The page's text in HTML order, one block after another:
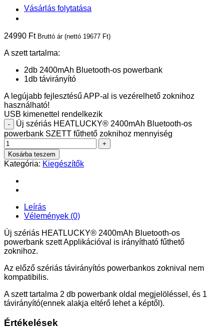
Vásárlás folytatása
24990 Ft Bruttó ár (nettó 19677 Ft)
A szett tartalma:
2db 2400mAh Bluetooth-os powerbank
1db távirányító
A legújabb fejlesztésű APP-al is vezérelhető zoknihoz
használható!
USB kimenettel rendelkezik
Új szériás HEATLUCKY® 2400mAh Bluetooth-os
powerbank SZETT fűthető zoknihoz mennyiség
Kosárba teszem
Kategória: Kiegészítők
Leírás
Vélemények (0)
Új szériás HEATLUCKY® 2400mAh Bluetooth-os
powerbank szett Applikációval is irányítható fűthető
zoknihoz.
Az előző szériás távirányítós powerbankos zoknival nem
kompatibilis.
A szett tartalma 2 db powerbank oldal megjelöléssel, és 1
távirányító(ennek alakja eltérő lehet a képtől).
Értékelések